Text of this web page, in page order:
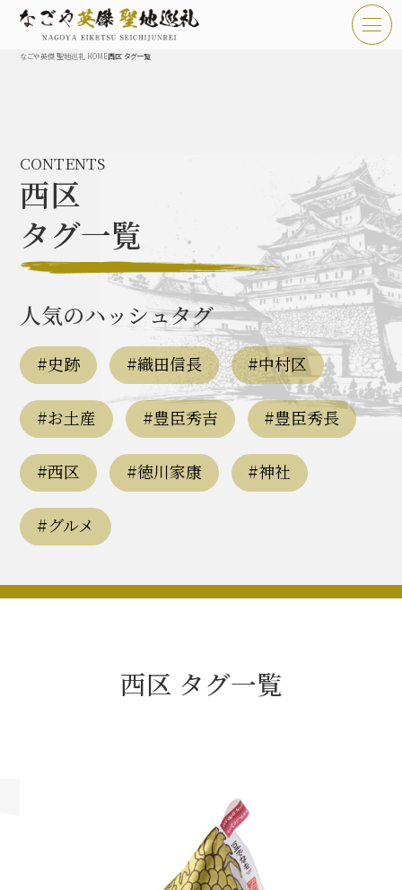
なごや英傑 聖地巡礼とは
なごや英傑 史跡 一覧
なごや英傑 グルメ・土産 一覧
なごや英傑 体験・イベント
豊臣秀長と名古屋の関係
秀長関連 史跡 一覧
秀長グルメ・土産一覧
名古屋＜秀長＞観光モデルコース
秀吉関連 史跡 一覧
織田信長と名古屋の関係
なごや英傑 聖地巡礼 HOME西区 タグ一覧
CONTENTS
西区
タグ一覧
人気のハッシュタグ
#史跡 #織田信長 #中村区
#お土産 #豊臣秀吉 #豊臣秀長
#西区 #徳川家康 #神社
#グルメ
西区 タグ一覧